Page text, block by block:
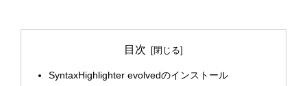
目次
SyntaxHighlighter evolvedのインストール